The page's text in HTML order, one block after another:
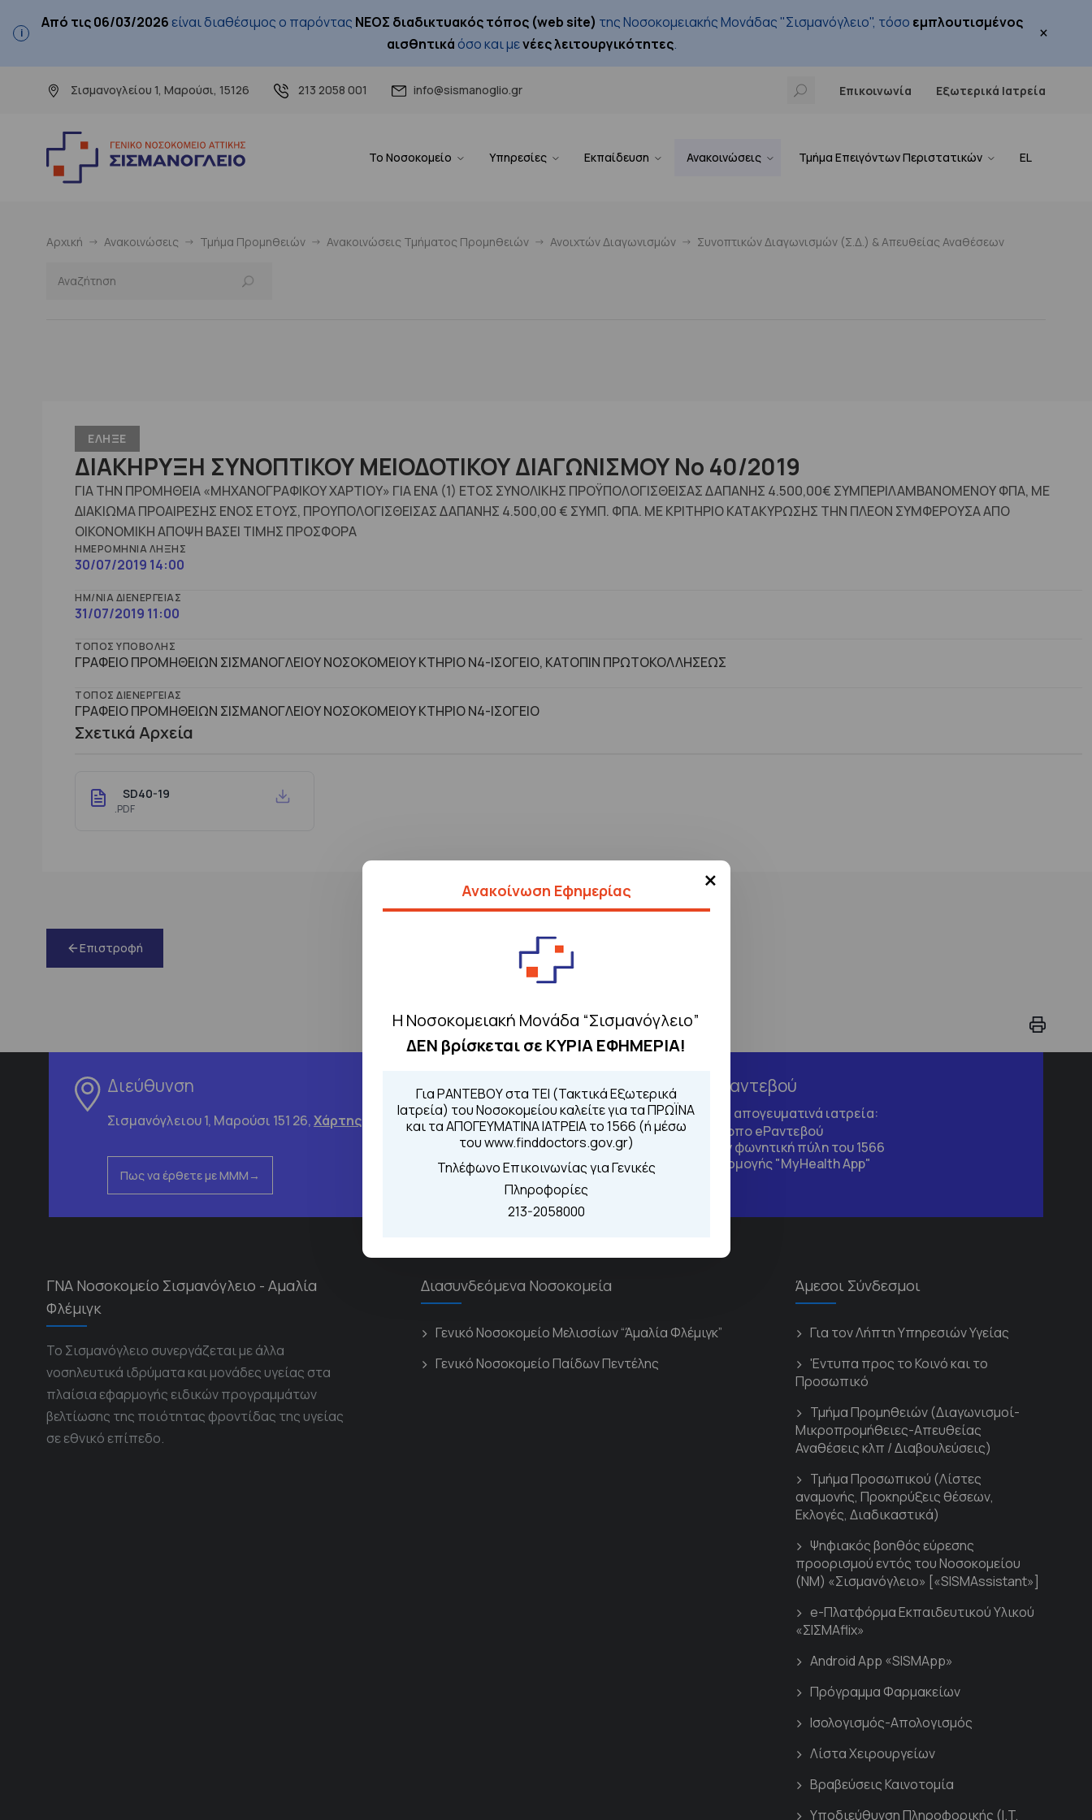
Από τις 06/03/2026 είναι διαθέσιμος ο παρόντας ΝΕΟΣ διαδικτυακός τόπος (web site) της Νοσοκομειακής Μονάδας "Σισμανόγλειο", τόσο εμπλουτισμένος
αισθητικάόσο και μενέες λειτουργικότητες. ×
Σισμανογλείου 1, Μαρούσι, 15126 213 2058 001 info@sismanoglio.gr Επικοινωνία Εξωτερικά Ιατρεία
Το Νοσοκομείο Υπηρεσίες Εκπαίδευση Ανακοινώσεις Τμήμα Επειγόντων Περιστατικών EL
×
Ανακοίνωση Εφημερίας
Η Νοσοκομειακή Μονάδα “Σισμανόγλειο”
ΔΕΝ βρίσκεται σε ΚΥΡΙΑ ΕΦΗΜΕΡΙΑ!
Για ΡΑΝΤΕΒΟΥ στα ΤΕΙ (Τακτικά Εξωτερικά
Ιατρεία) του Νοσοκομείου καλείτε για τα ΠΡΩΪΝΑ
και τα ΑΠΟΓΕΥΜΑΤΙΝΑ ΙΑΤΡΕΙΑ το 1566 (ή μέσω
του www.finddoctors.gov.gr)
Τηλέφωνο Επικοινωνίας για Γενικές
Πληροφορίες
213-2058000
Αρχική Ανακοινώσεις Τμήμα Προμηθειών Ανακοινώσεις Τμήματος Προμηθειών Ανοιχτών Διαγωνισμών Συνοπτικών Διαγωνισμών (Σ.Δ.) & Απευθείας Αναθέσεων
ΕΛΗΞΕ
ΔΙΑΚΗΡΥΞΗ ΣΥΝΟΠΤΙΚΟΥ ΜΕΙΟΔΟΤΙΚΟΥ ΔΙΑΓΩΝΙΣΜΟΥ No 40/2019
ΓΙΑ ΤΗΝ ΠΡΟΜΗΘΕΙΑ «ΜΗΧΑΝΟΓΡΑΦΙΚΟΥ ΧΑΡΤΙΟΥ» ΓΙΑ ΕΝΑ (1) ΕΤΟΣ ΣΥΝΟΛΙΚΗΣ ΠΡΟΫΠΟΛΟΓΙΣΘΕΙΣΑΣ ΔΑΠΑΝΗΣ 4.500,00€ ΣΥΜΠΕΡΙΛΑΜΒΑΝΟΜΕΝΟΥ ΦΠΑ, ΜΕ
ΔΙΑΚΙΩΜΑ ΠΡΟΑΙΡΕΣΗΣ ΕΝΟΣ ΕΤΟΥΣ, ΠΡΟΥΠΟΛΟΓΙΣΘΕΙΣΑΣ ΔΑΠΑΝΗΣ 4.500,00 € ΣΥΜΠ. ΦΠΑ. ΜΕ ΚΡΙΤΗΡΙΟ ΚΑΤΑΚΥΡΩΣΗΣ ΤΗΝ ΠΛΕΟΝ ΣΥΜΦΕΡΟΥΣΑ ΑΠΟ
ΟΙΚΟΝΟΜΙΚΗ ΑΠΟΨΗ ΒΑΣΕΙ ΤΙΜΗΣ ΠΡΟΣΦΟΡΑ
ΗΜΕΡΟΜΗΝΊΑ ΛΉΞΗΣ
30/07/2019 14:00
ΗΜ/ΝΊΑ ΔΙΕΝΈΡΓΕΙΑΣ
31/07/2019 11:00
ΤΌΠΟΣ ΥΠΟΒΟΛΉΣ
ΓΡΑΦΕΙΟ ΠΡΟΜΗΘΕΙΩΝ ΣΙΣΜΑΝΟΓΛΕΙΟΥ ΝΟΣΟΚΟΜΕΙΟΥ ΚΤΗΡΙΟ Ν4-ΙΣΟΓΕΙΟ, ΚΑΤΟΠΙΝ ΠΡΩΤΟΚΟΛΛΗΣΕΩΣ
ΤΌΠΟΣ ΔΙΕΝΈΡΓΕΙΑΣ
ΓΡΑΦΕΙΟ ΠΡΟΜΗΘΕΙΩΝ ΣΙΣΜΑΝΟΓΛΕΙΟΥ ΝΟΣΟΚΟΜΕΙΟΥ ΚΤHΡΙΟ Ν4-ΙΣΟΓΕΙΟ
Σχετικά Αρχεία
SD40-19
.PDF
Επιστροφή
Διεύθυνση
Σισμανόγλειου 1, Μαρούσι 151 26,Χάρτης Περιοχής
Πως να έρθετε με ΜΜΜ
Τηλέφωνα για Ραντεβού
Για τα πρωινά και τα απογευματινά ιατρεία:
Από τον ιστότοποeΡαντεβού
Καλώντας στην φωνητική πύλη του 1566
Μέσω της εφαρμογής "MyHealth App"
ΓΝΑ Νοσοκομείο Σισμανόγλειο - Αμαλία
Φλέμιγκ
Το Σισμανόγλειο συνεργάζεται με άλλα
νοσηλευτικά ιδρύματα και μονάδες υγείας στα
πλαίσια εφαρμογής ειδικών προγραμμάτων
βελτίωσης της ποιότητας φροντίδας της υγείας
σε εθνικό επίπεδο.
Διασυνδεόμενα Νοσοκομεία
Γενικό Νοσοκομείο Μελισσίων “Άμαλία Φλέμιγκ”
Γενικό Νοσοκομείο Παίδων Πεντέλης
Άμεσοι Σύνδεσμοι
Για τον Λήπτη Υπηρεσιών Υγείας
'Εντυπα προς το Κοινό και το
Προσωπικό
Τμήμα Προμηθειών (Διαγωνισμοί-
Μικροπρομήθειες-Απευθείας
Αναθέσεις κλπ / Διαβουλεύσεις)
Τμήμα Προσωπικού (Λίστες
αναμονής, Προκηρύξεις θέσεων,
Εκλογές, Διαδικαστικά)
Ψηφιακός βοηθός εύρεσης
προορισμού εντός του Νοσοκομείου
(ΝΜ) «Σισμανόγλειο» [«SISMAssistant»]
e-Πλατφόρμα Εκπαιδευτικού Υλικού
«ΣΙΣΜΑflix»
Android App «SISMApp»
Πρόγραμμα Φαρμακείων
Ισολογισμός-Απολογισμός
Λίστα Χειρουργείων
Βραβεύσεις Καινοτομία
Υποδιεύθυνση Πληροφορικής (I.T.